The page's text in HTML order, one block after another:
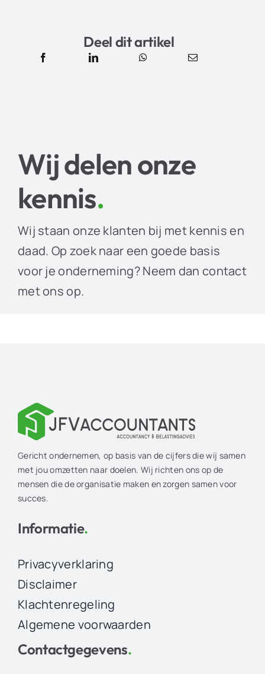
Deel dit artikel
Wij delen onze
kennis.
Wij staan onze klanten bij met kennis en
daad. Op zoek naar een goede basis
voor je onderneming? Neem dan contact
met ons op.
Gericht ondernemen, op basis van de cijfers die wij samen
met jou omzetten naar doelen. Wij richten ons op de
mensen die de organisatie maken en zorgen samen voor
succes.
Informatie.
Privacyverklaring
Disclaimer
Klachtenregeling
Algemene voorwaarden
Contactgegevens.